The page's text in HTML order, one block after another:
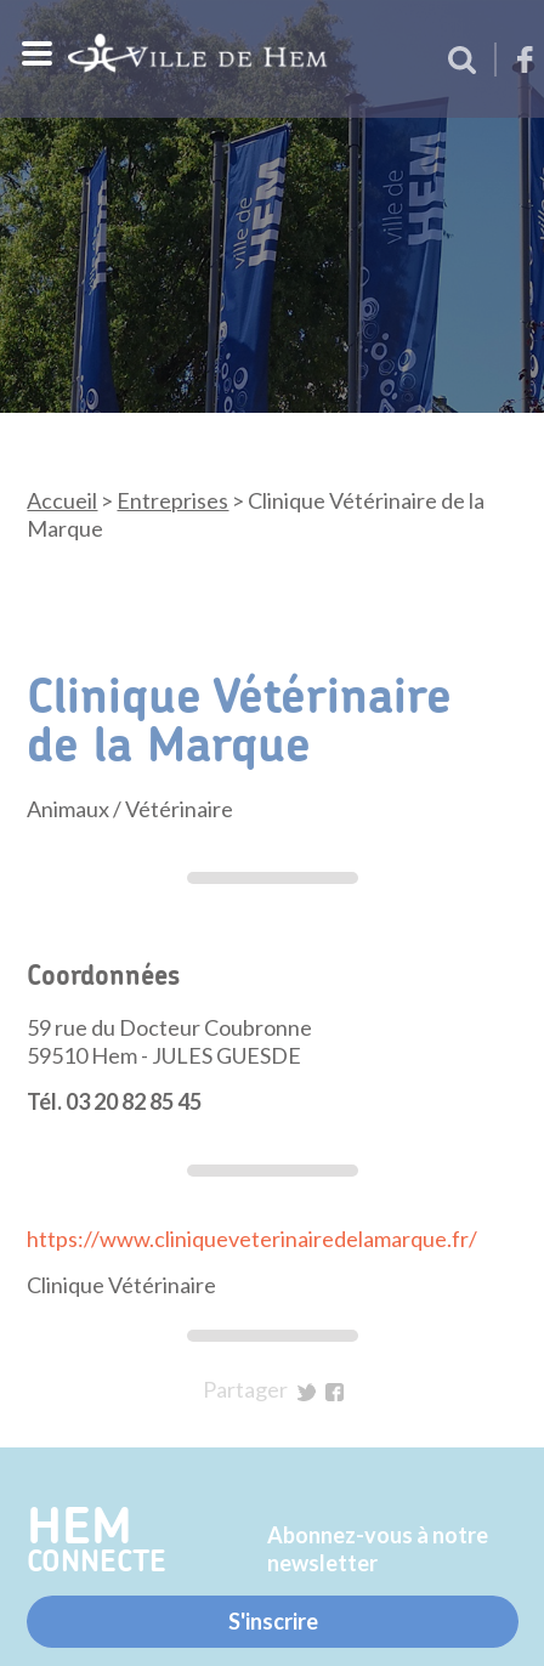
Accueil > Entreprises > Clinique Vétérinaire de la
Marque
Clinique Vétérinaire
de la Marque
Animaux/ Vétérinaire
Coordonnées
59 rue du Docteur Coubronne
59510 Hem - JULES GUESDE
Tél. 03 20 82 85 45
https://www.cliniqueveterinairedelamarque.fr/
Clinique Vétérinaire
Partager
Twitter
Facebook
HEM
CONNECTE
Abonnez-vous à notre
newsletter
S'inscrire